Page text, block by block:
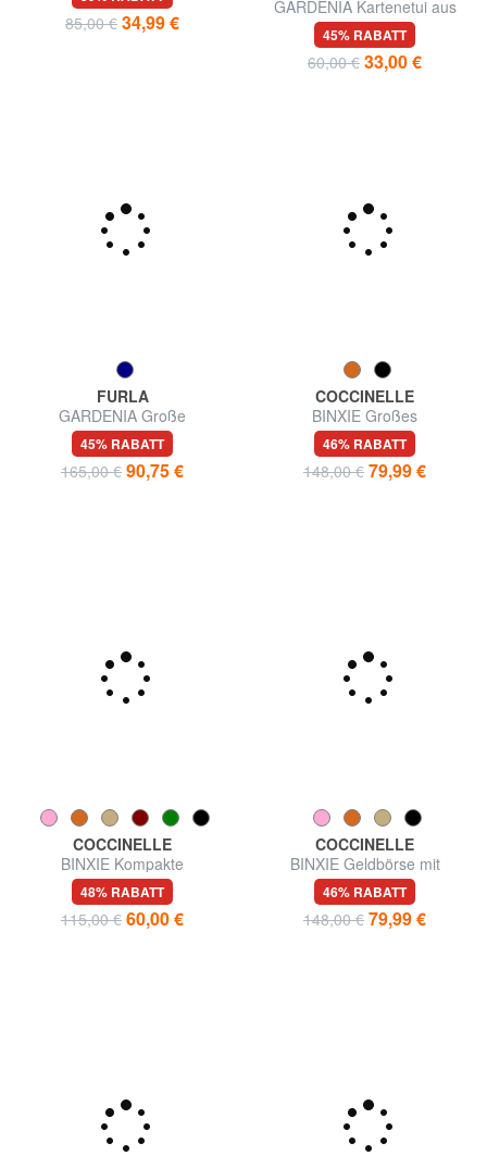
SOFTY Kartenetui aus
gehämmertem Leder
59% RABATT
GARDENIA Kartenetui aus
Leder mit Andromeda-Print
45% RABATT
60,00 € 33,00 €
FURLA
GARDENIA Große
Lederbrieftasche mit
45% RABATT
COCCINELLE
BINXIE Großes
Lederportemonnaie
46% RABATT
COCCINELLE
BINXIE Kompakte
Ledergeldbörse
48% RABATT
115,00 € 60,00 €
COCCINELLE
BINXIE Geldbörse mit
Münzfach, aus Leder
46% RABATT
148,00 € 79,99 €